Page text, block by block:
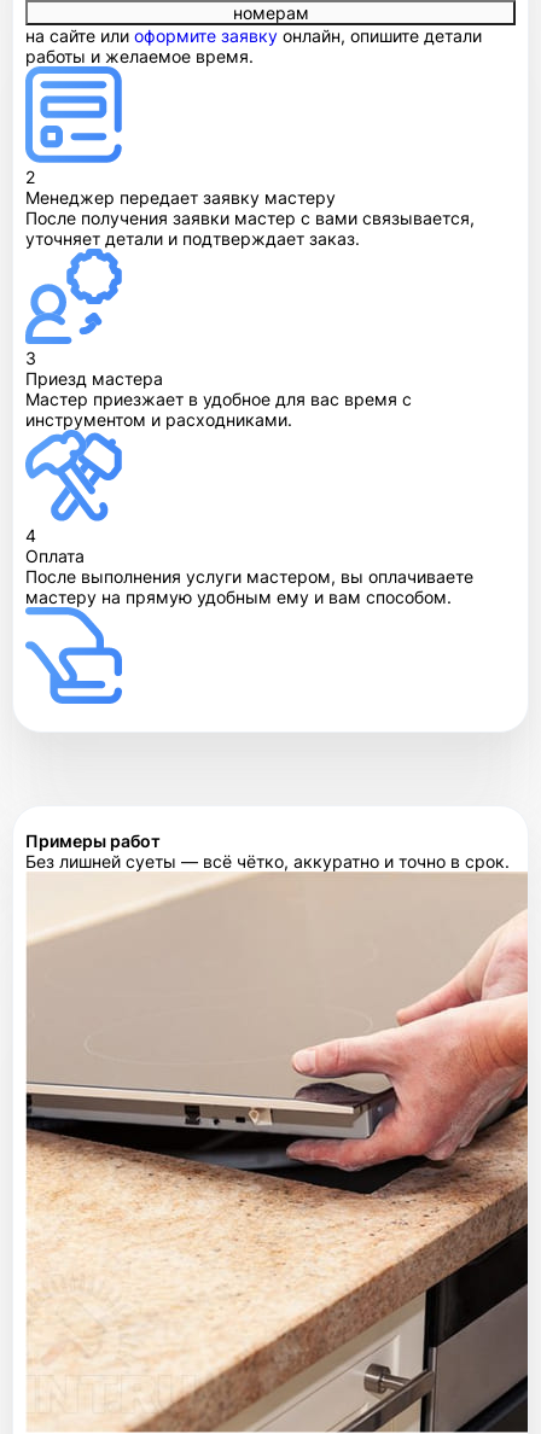
номерам
на сайте или оформите заявку онлайн, опишите детали
работы и желаемое время.
2
Менеджер передает заявку мастеру
После получения заявки мастер с вами связывается,
уточняет детали и подтверждает заказ.
3
Приезд мастера
Мастер приезжает в удобное для вас время с
инструментом и расходниками.
4
Оплата
После выполнения услуги мастером, вы оплачиваете
мастеру на прямую удобным ему и вам способом.
Примеры работ
Без лишней суеты — всё чётко, аккуратно и точно в срок.